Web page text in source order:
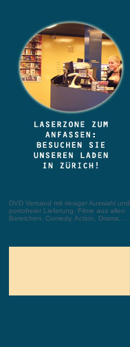
DVD Versand mit riesiger Auswahl und
portofreier Lieferung. Filme aus allen
Bereichen: Comedy, Action, Drama, ...